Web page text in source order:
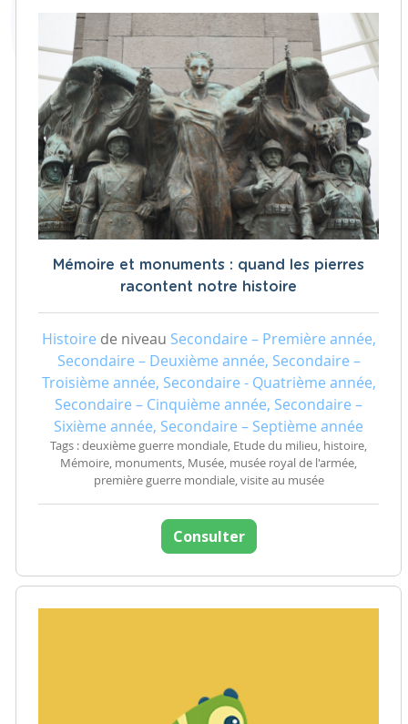
Mémoire et monuments : quand les pierres
racontent notre histoire
Histoire de niveau Secondaire – Première année,
Secondaire – Deuxième année, Secondaire –
Troisième année, Secondaire - Quatrième année,
Secondaire – Cinquième année, Secondaire –
Sixième année, Secondaire – Septième année
Tags : deuxième guerre mondiale, Etude du milieu, histoire,
Mémoire, monuments, Musée, musée royal de l'armée,
première guerre mondiale, visite au musée
Consulter